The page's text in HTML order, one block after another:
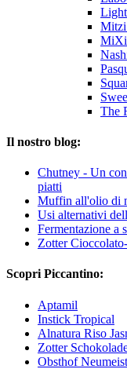
The
Il nostro blog:
Chutney - Un
piatti
Muffin all'olio di
Usi alternativi
Fermentazione a
Zotter
Scopri Piccantino:
Aptamil
Instick Tropical
Alnatura Riso
Zotter
Obsthof